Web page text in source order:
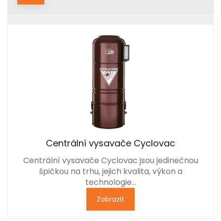
Centrální vysavače Cyclovac
Centrální vysavače Cyclovac jsou jedinečnou
špičkou na trhu, jejich kvalita, výkon a
technologie…
Zobrazit